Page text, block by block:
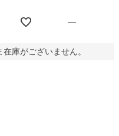
—
庫がございません。